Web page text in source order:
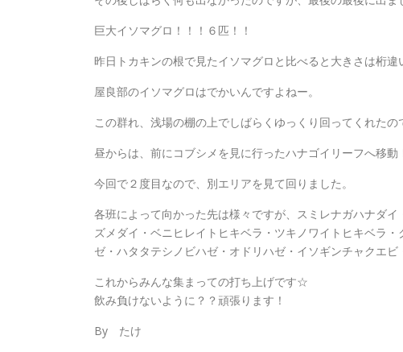
巨大イソマグロ！！！６匹！！
昨日トカキンの根で見たイソマグロと比べると大きさは桁違
屋良部のイソマグロはでかいんですよねー。
この群れ、浅場の棚の上でしばらくゆっくり回ってくれたの
昼からは、前にコブシメを見に行ったハナゴイリーフへ移動
今回で２度目なので、別エリアを見て回りました。
各班によって向かった先は様々ですが、スミレナガハナダ
ズメダイ・ベニヒレイトヒキベラ・ツキノワイトヒキベラ
ゼ・ハタタテシノビハゼ・オドリハゼ・イソギンチャクエ
これからみんな集まっての打ち上げです☆
飲み負けないように？？頑張ります！
By たけ